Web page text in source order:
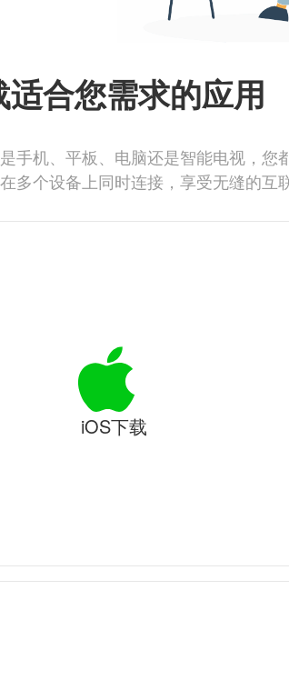
适合您需求的应用
手机、平板、电脑还是智能电视，您
多个设备上同时连接，享受无缝的互
iOS下载